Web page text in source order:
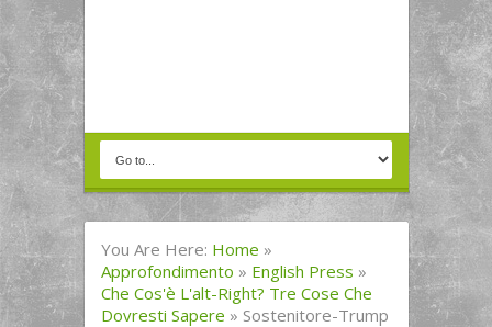
You Are Here: Home »
Approfondimento » English Press »
Che Cos'è L'alt-Right? Tre Cose Che
Dovresti Sapere » Sostenitore-Trump